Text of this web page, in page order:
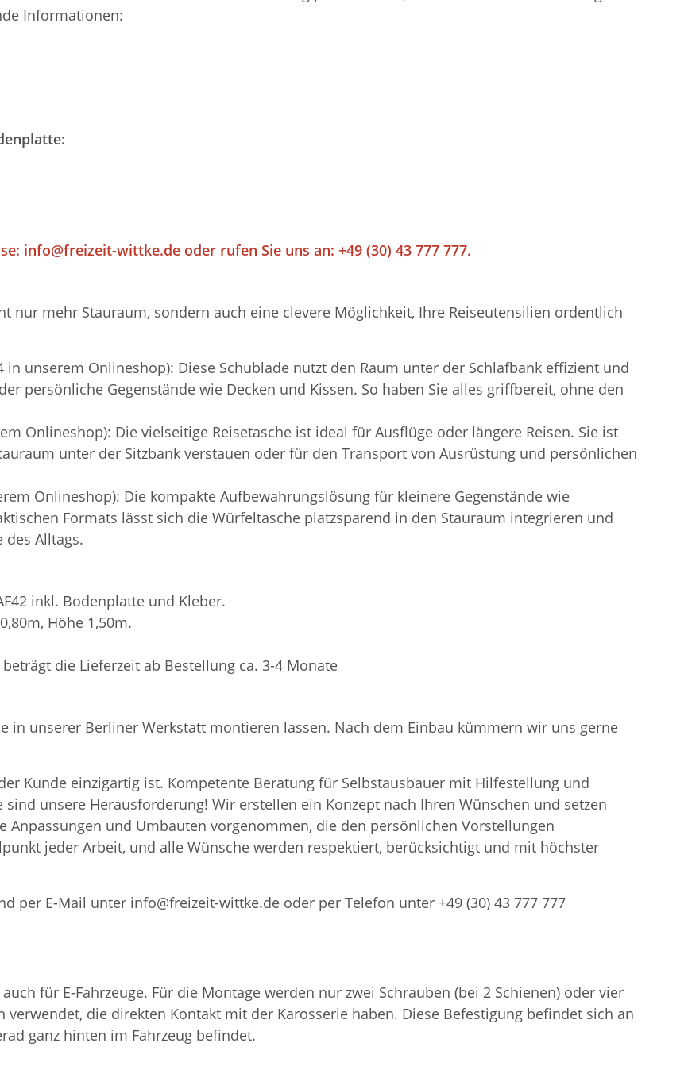
Informationen:
info@freizeit-wittke.de oder rufen Sie uns an: +49 (30) 43 777 777.
nur mehr Stauraum, sondern auch eine clevere Möglichkeit, Ihre Reiseutensilien ordentlich
unserem Onlineshop): Diese Schublade nutzt den Raum unter der Schlafbank effizient und
persönliche Gegenstände wie Decken und Kissen. So haben Sie alles griffbereit, ohne den
Onlineshop): Die vielseitige Reisetasche ist ideal für Ausflüge oder längere Reisen. Sie ist
unter der Sitzbank verstauen oder für den Transport von Ausrüstung und persönlichen
Onlineshop): Die kompakte Aufbewahrungslösung für kleinere Gegenstände wie
Formats lässt sich die Würfeltasche platzsparend in den Stauraum integrieren und
Alltags.
inkl. Bodenplatte und Kleber.
Höhe 1,50m.
die Lieferzeit ab Bestellung ca. 3-4 Monate
in unserer Berliner Werkstatt montieren lassen. Nach dem Einbau kümmern wir uns gerne
Kunde einzigartig ist. Kompetente Beratung für Selbstausbauer mit Hilfestellung und
unsere Herausforderung! Wir erstellen ein Konzept nach Ihren Wünschen und setzen
und Umbauten vorgenommen, die den persönlichen Vorstellungen
jeder Arbeit, und alle Wünsche werden respektiert, berücksichtigt und mit höchster
per E-Mail unter info@freizeit-wittke.de oder per Telefon unter +49 (30) 43 777 777
für E-Fahrzeuge. Für die Montage werden nur zwei Schrauben (bei 2 Schienen) oder vier
verwendet, die direkten Kontakt mit der Karosserie haben. Diese Befestigung befindet sich an
ganz hinten im Fahrzeug befindet.